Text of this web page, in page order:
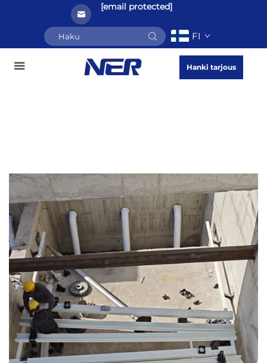
[email protected]
FI
Hanki tarjous